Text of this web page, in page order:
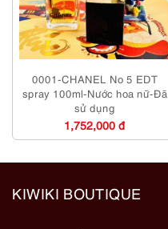
0001-CHANEL No 5 EDT
spray 100ml-Nước hoa nữ-Đã
sử dụng
1,752,000 đ
KIWIKI BOUTIQUE